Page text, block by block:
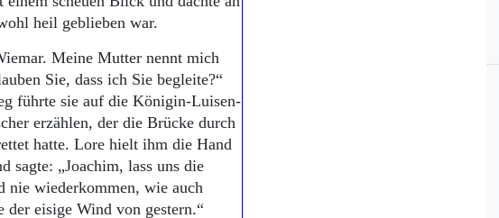
heil geblieben war.
Meine Mutter nennt mich
Sie, dass ich Sie begleite?“
führte sie auf die Königin-Luisen-
erzählen, der die Brücke durch
hatte. Lore hielt ihm die Hand
sagte: „Joachim, lass uns die
nie wiederkommen, wie auch
eisige Wind von gestern.“